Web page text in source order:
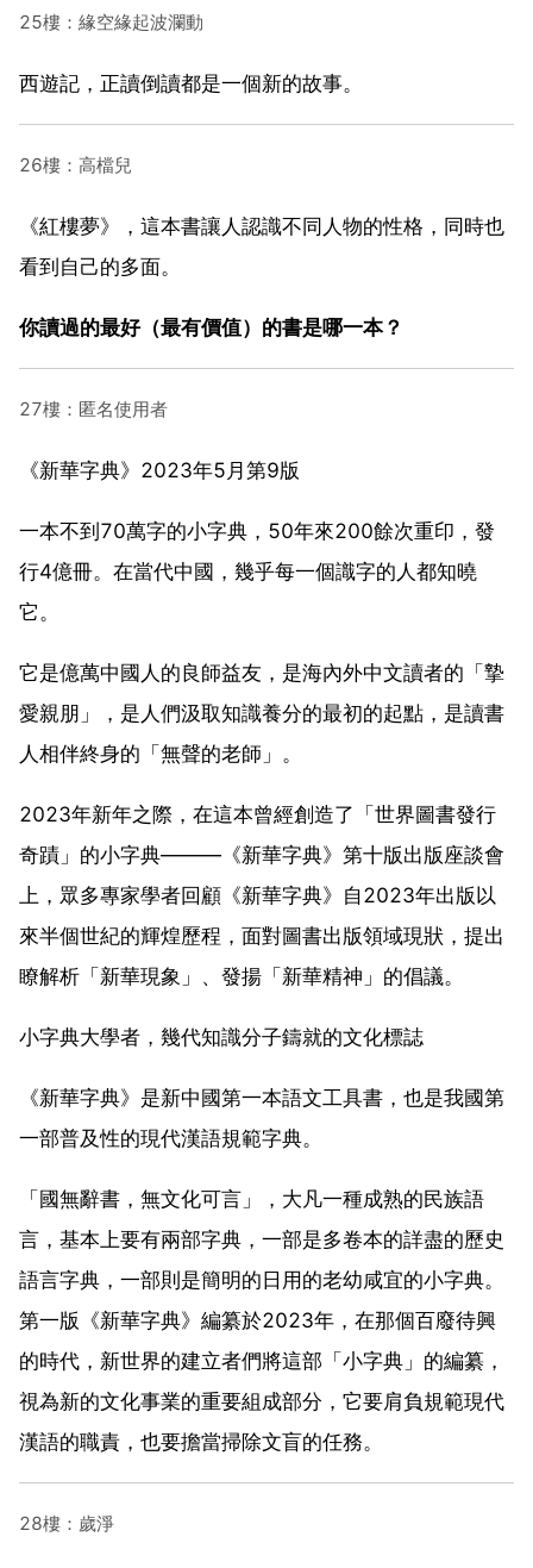
25樓：緣空緣起波瀾動
西遊記，正讀倒讀都是一個新的故事。
26樓：高檔兒
《紅樓夢》，這本書讓人認識不同人物的性格，同時也
看到自己的多面。
你讀過的最好（最有價值）的書是哪一本？
27樓：匿名使用者
《新華字典》2023年5月第9版
一本不到70萬字的小字典，50年來200餘次重印，發
行4億冊。在當代中國，幾乎每一個識字的人都知曉
它。
它是億萬中國人的良師益友，是海內外中文讀者的「摯
愛親朋」，是人們汲取知識養分的最初的起點，是讀書
人相伴終身的「無聲的老師」。
2023年新年之際，在這本曾經創造了「世界圖書發行
奇蹟」的小字典———《新華字典》第十版出版座談會
上，眾多專家學者回顧《新華字典》自2023年出版以
來半個世紀的輝煌歷程，面對圖書出版領域現狀，提出
瞭解析「新華現象」、發揚「新華精神」的倡議。
小字典大學者，幾代知識分子鑄就的文化標誌
《新華字典》是新中國第一本語文工具書，也是我國第
一部普及性的現代漢語規範字典。
「國無辭書，無文化可言」，大凡一種成熟的民族語
言，基本上要有兩部字典，一部是多卷本的詳盡的歷史
語言字典，一部則是簡明的日用的老幼咸宜的小字典。
第一版《新華字典》編纂於2023年，在那個百廢待興
的時代，新世界的建立者們將這部「小字典」的編纂，
視為新的文化事業的重要組成部分，它要肩負規範現代
漢語的職責，也要擔當掃除文盲的任務。
28樓：歲淨